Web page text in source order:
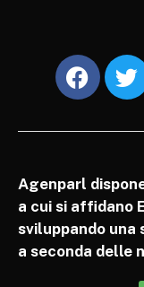
Agenparl
a cui si affidano
sviluppando una
a seconda delle